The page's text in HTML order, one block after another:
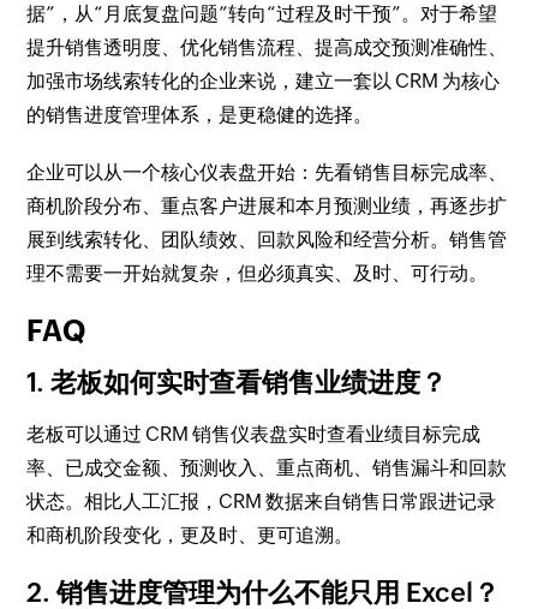
据”，从“月底复盘问题”转向“过程及时干预”。对于希望
提升销售透明度、优化销售流程、提高成交预测准确性、
加强市场线索转化的企业来说，建立一套以 CRM 为核心
的销售进度管理体系，是更稳健的选择。
企业可以从一个核心仪表盘开始：先看销售目标完成率、
商机阶段分布、重点客户进展和本月预测业绩，再逐步扩
展到线索转化、团队绩效、回款风险和经营分析。销售管
理不需要一开始就复杂，但必须真实、及时、可行动。
FAQ
1. 老板如何实时查看销售业绩进度？
老板可以通过 CRM 销售仪表盘实时查看业绩目标完成
率、已成交金额、预测收入、重点商机、销售漏斗和回款
状态。相比人工汇报，CRM 数据来自销售日常跟进记录
和商机阶段变化，更及时、更可追溯。
2. 销售进度管理为什么不能只用 Excel？